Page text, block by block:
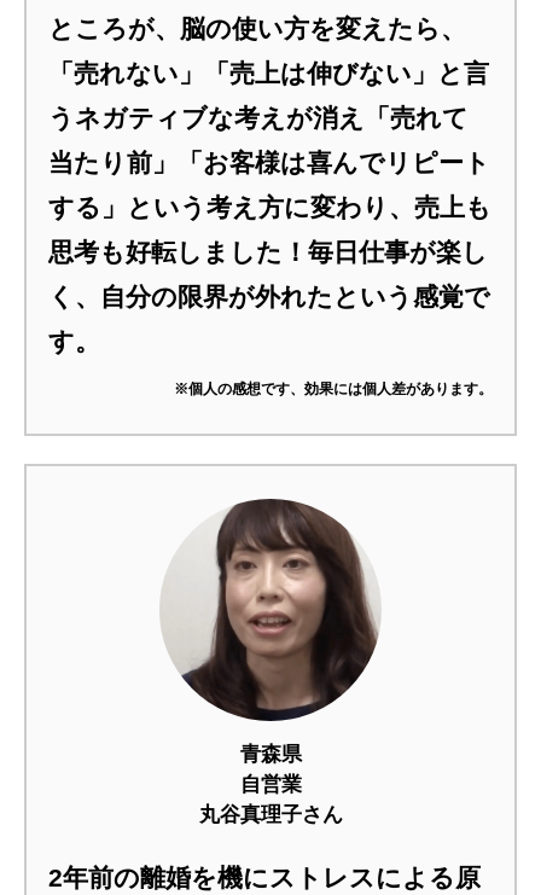
ところが、脳の使い方を変えたら、
「売れない」「売上は伸びない」と言
うネガティブな考えが消え「売れて
当たり前」「お客様は喜んでリピート
する」という考え方に変わり、売上も
思考も好転しました！毎日仕事が楽し
く、自分の限界が外れたという感覚で
す。
※個人の感想です、効果には個人差があります。
青森県
自営業
丸谷真理子さん
2年前の離婚を機にストレスによる原